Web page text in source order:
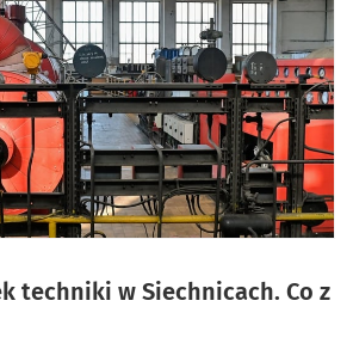
techniki w Siechnicach. Co z